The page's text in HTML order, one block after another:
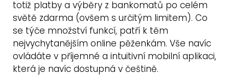
totiž platby a výběry z bankomatů po celém
světě zdarma (ovšem s určitým limitem). Co
se týče množství funkcí, patří k těm
nejvychytanějším online pěženkám. Vše navíc
ovládáte v příjemné a intuitivní mobilní aplikaci,
která je navíc dostupná v češtině.